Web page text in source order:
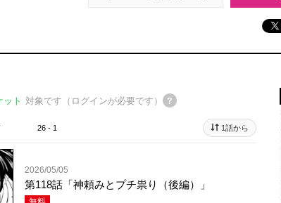
ット 対象です（ログインが必要です）
26 - 1 1話から
2026/05/05
第118話「神頼みとプチ祟り（後編）」